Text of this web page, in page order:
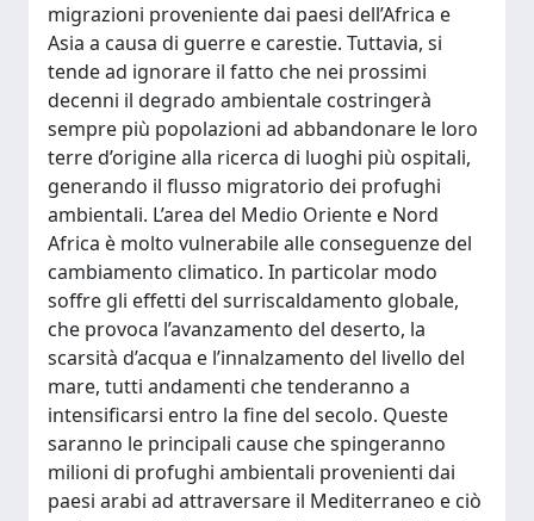
migrazioni proveniente dai paesi dell’Africa e
Asia a causa di guerre e carestie. Tuttavia, si
tende ad ignorare il fatto che nei prossimi
decenni il degrado ambientale costringerà
sempre più popolazioni ad abbandonare le loro
terre d’origine alla ricerca di luoghi più ospitali,
generando il flusso migratorio dei profughi
ambientali. L’area del Medio Oriente e Nord
Africa è molto vulnerabile alle conseguenze del
cambiamento climatico. In particolar modo
soffre gli effetti del surriscaldamento globale,
che provoca l’avanzamento del deserto, la
scarsità d’acqua e l’innalzamento del livello del
mare, tutti andamenti che tenderanno a
intensificarsi entro la fine del secolo. Queste
saranno le principali cause che spingeranno
milioni di profughi ambientali provenienti dai
paesi arabi ad attraversare il Mediterraneo e ciò